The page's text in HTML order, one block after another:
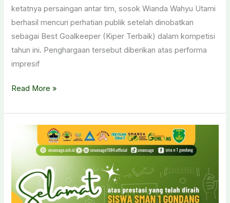
ketatnya persaingan antar tim, sosok Wianda Wahyu Utami
berhasil mencuri perhatian publik setelah dinobatkan
sebagai Best Goalkeeper (Kiper Terbaik) dalam kompetisi
tahun ini. ​Penghargaan tersebut diberikan atas performa
impresif
Tampil
Wianda
Goalkeeper
di
Liga
Read More »